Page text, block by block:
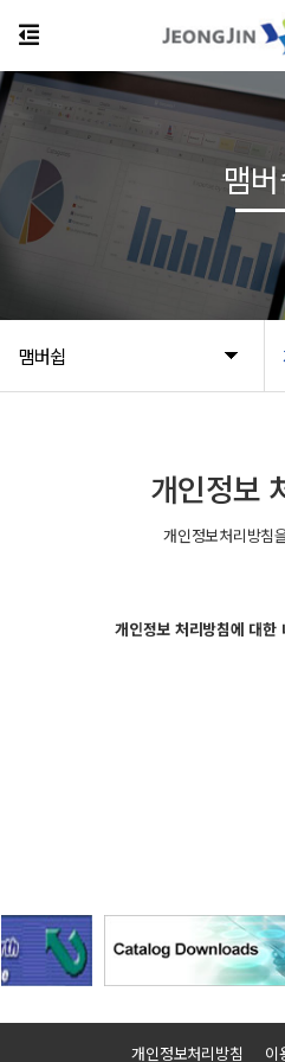
맴버쉽
맴
개인정보
개인정보처리방침
개인정보 처리방침에 대한
개인정보처리방침 이